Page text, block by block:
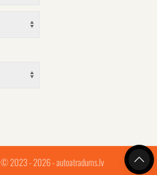
© 2023 - 2026 - autoatradums.lv